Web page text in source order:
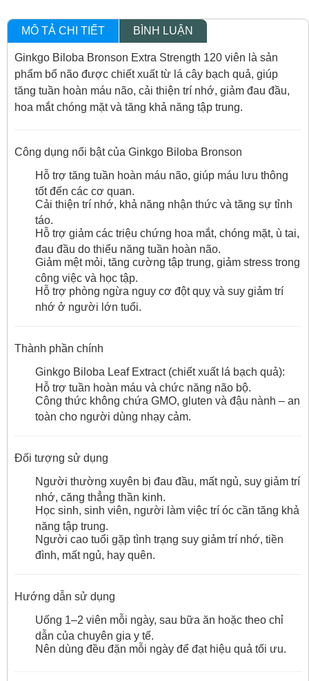
MÔ TẢ CHI TIẾT BÌNH LUẬN
Ginkgo Biloba Bronson Extra Strength 120 viên là sản
phẩm bổ não được chiết xuất từ lá cây bạch quả, giúp
tăng tuần hoàn máu não, cải thiện trí nhớ, giảm đau đầu,
hoa mắt chóng mặt và tăng khả năng tập trung.
Công dụng nổi bật của Ginkgo Biloba Bronson
Hỗ trợ tăng tuần hoàn máu não, giúp máu lưu thông
tốt đến các cơ quan.
Cải thiện trí nhớ, khả năng nhận thức và tăng sự tỉnh
táo.
Hỗ trợ giảm các triệu chứng hoa mắt, chóng mặt, ù tai,
đau đầu do thiểu năng tuần hoàn não.
Giảm mệt mỏi, tăng cường tập trung, giảm stress trong
công việc và học tập.
Hỗ trợ phòng ngừa nguy cơ đột quỵ và suy giảm trí
nhớ ở người lớn tuổi.
Thành phần chính
Ginkgo Biloba Leaf Extract (chiết xuất lá bạch quả):
Hỗ trợ tuần hoàn máu và chức năng não bộ.
Công thức không chứa GMO, gluten và đậu nành – an
toàn cho người dùng nhạy cảm.
Đối tượng sử dụng
Người thường xuyên bị đau đầu, mất ngủ, suy giảm trí
nhớ, căng thẳng thần kinh.
Học sinh, sinh viên, người làm việc trí óc cần tăng khả
năng tập trung.
Người cao tuổi gặp tình trạng suy giảm trí nhớ, tiền
đình, mất ngủ, hay quên.
Hướng dẫn sử dụng
Uống 1–2 viên mỗi ngày, sau bữa ăn hoặc theo chỉ
dẫn của chuyên gia y tế.
Nên dùng đều đặn mỗi ngày để đạt hiệu quả tối ưu.